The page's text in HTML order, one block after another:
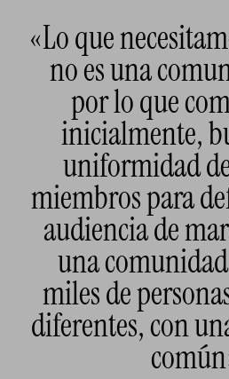
«Lo que
no es una
por lo que
inicialmente,
uniformidad
miembros para
audiencia de
una
miles de
diferentes, con